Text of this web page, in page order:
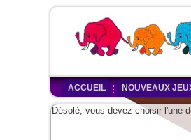
ACCUEIL NOUVEAUX
Désolé, vous devez choisir l'une